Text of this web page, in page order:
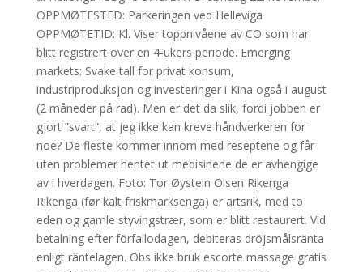
OPPMØTESTED: Parkeringen ved Helleviga
OPPMØTETID: Kl. Viser toppnivåene av CO som har
blitt registrert over en 4-ukers periode. Emerging
markets: Svake tall for privat konsum,
industriproduksjon og investeringer i Kina også i august
(2 måneder på rad). Men er det da slik, fordi jobben er
gjort ”svart”, at jeg ikke kan kreve håndverkeren for
noe? De fleste kommer innom med reseptene og får
uten problemer hentet ut medisinene de er avhengige
av i hverdagen. Foto: Tor Øystein Olsen Rikenga
Rikenga (før kalt friskmarksenga) er artsrik, med to
eden og gamle styvingstrær, som er blitt restaurert. Vid
betalning efter förfallodagen, debiteras dröjsmålsränta
enligt räntelagen. Obs ikke bruk escorte massage gratis